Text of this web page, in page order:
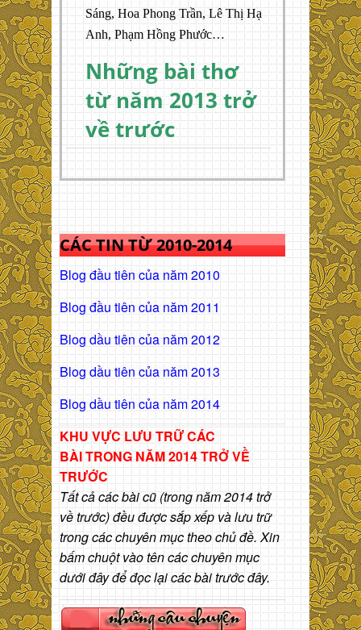
Sáng, Hoa Phong Trần, Lê Thị Hạ
Anh, Phạm Hồng Phước…
Những bài thơ
từ năm 2013 trở
về trước
CÁC TIN TỪ 2010-2014
Blog đầu tiên của năm 2010
Blog đầu tiên của năm 2011
Blog dầu tiên của năm 2012
Blog dầu tiên của năm 2013
Blog dầu tiên của năm 2014
KHU VỰC LƯU TRỮ CÁC
BÀITRONG NĂM 2014 TRỞ VỀ
TRƯỚC
Tất cả các bài cũ (trong năm 2014 trở
về trước) đều được sắp xếp và lưu trữ
trong các chuyên mục theo chủ đề. Xin
bấm chuột vào tên các chuyên mục
dưới đây để đọc lại các bài trước đây.